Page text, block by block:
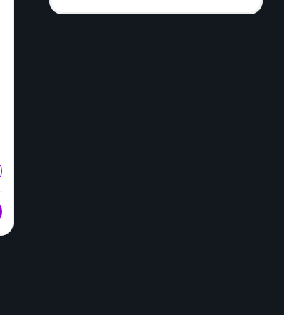
шкаф KORTING OKB 2820 EN (q)
шкаф